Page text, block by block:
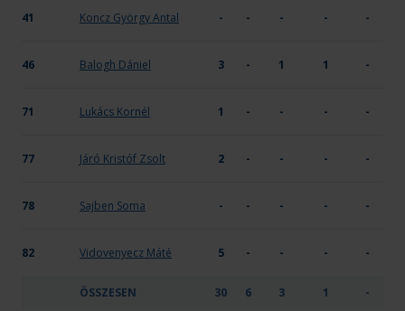
41 Koncz György Antal - - - - -
46 Balogh Dániel 3 - 1 1 -
71 Lukács Kornél 1 - - - -
77 Járó Kristóf Zsolt 2 - - - -
78 Sajben Soma - - - - -
82 Vidovenyecz Máté 5 - - - -
ÖSSZESEN 30 6 3 1 -